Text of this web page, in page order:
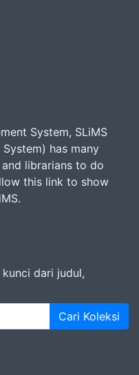
System, SLiMS
has many
librarians to do
this link to show
dari judul,
Cari Koleksi